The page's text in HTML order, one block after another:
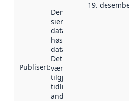
Publisert:
Denne datoen
sier når
datasettet ble
høstet av
data.norge.no.
Det kan ha
vært
tilgjengelig
tidligere
andre steder.
19.